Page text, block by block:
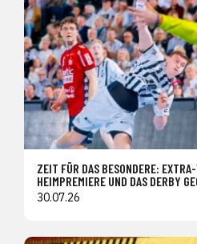
ZEIT FÜR DAS BESONDERE:
HEIMPREMIERE UND DAS DERBY
30.07.26